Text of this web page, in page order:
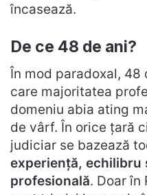
încasează.
De ce 48 de ani?
În mod paradoxal, 48
care majoritatea
domeniu abia ating
de vârf. În orice țară
judiciar se bazează
experiență, echilibru
profesională. Doar în